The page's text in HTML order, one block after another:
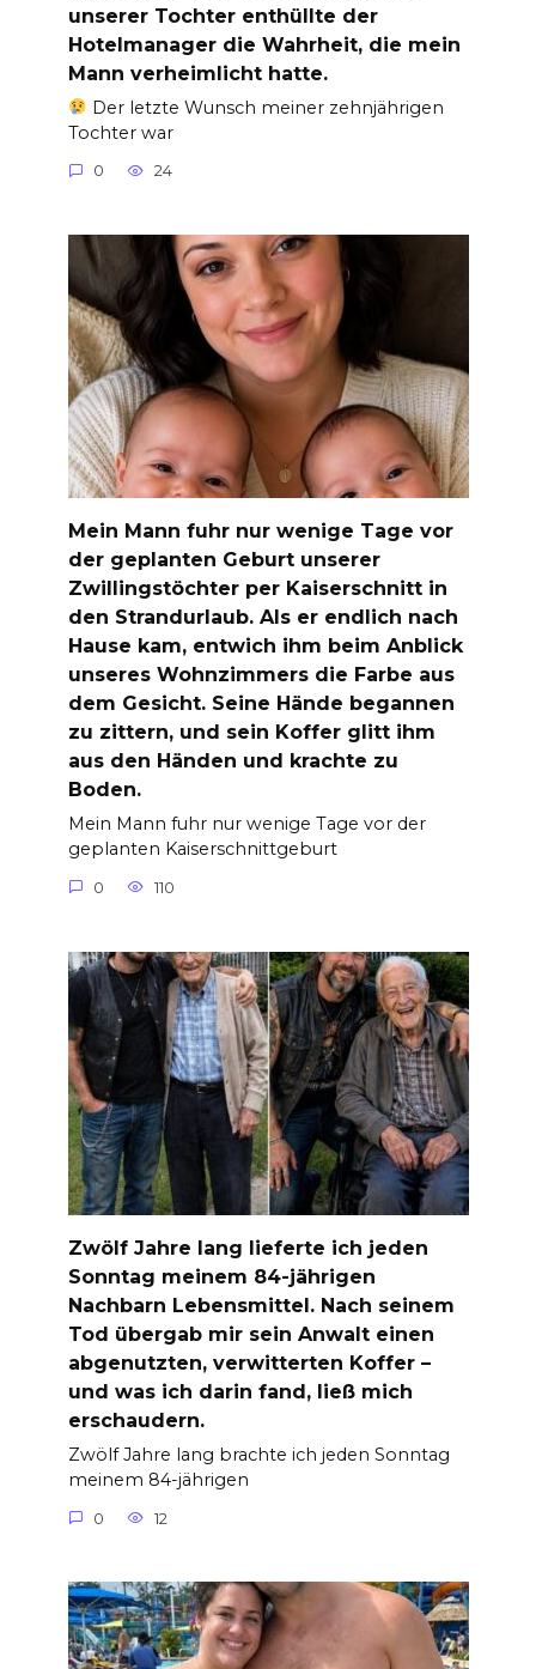
unserer Tochter enthüllte der
Hotelmanager die Wahrheit, die mein
Mann verheimlicht hatte.
Der letzte Wunsch meiner zehnjährigen
Tochter war
0 24
Mein Mann fuhr nur wenige Tage vor
der geplanten Geburt unserer
Zwillingstöchter per Kaiserschnitt in
den Strandurlaub. Als er endlich nach
Hause kam, entwich ihm beim Anblick
unseres Wohnzimmers die Farbe aus
dem Gesicht. Seine Hände begannen
zu zittern, und sein Koffer glitt ihm
aus den Händen und krachte zu
Boden.
Mein Mann fuhr nur wenige Tage vor der
geplanten Kaiserschnittgeburt
0 110
Zwölf Jahre lang lieferte ich jeden
Sonntag meinem 84-jährigen
Nachbarn Lebensmittel. Nach seinem
Tod übergab mir sein Anwalt einen
abgenutzten, verwitterten Koffer –
und was ich darin fand, ließ mich
erschaudern.
Zwölf Jahre lang brachte ich jeden Sonntag
meinem 84-jährigen
0 12